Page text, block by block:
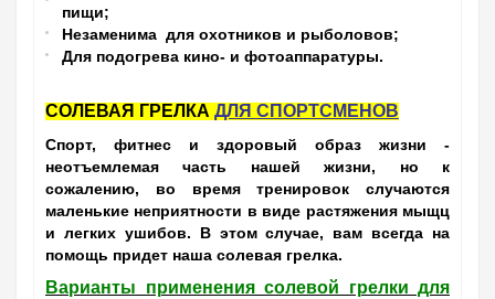
пищи;
Незаменима для охотников и рыболовов;
Для подогрева кино- и фотоаппаратуры.
СОЛЕВАЯ ГРЕЛКА ДЛЯ СПОРТСМЕНОВ
Спорт, фитнес и здоровый образ жизни -
неотъемлемая часть нашей жизни, но к
сожалению, во время тренировок случаются
маленькие неприятности в виде растяжения мыщц
и легких ушибов. В этом случае, вам всегда на
помощь придет наша солевая грелка.
Варианты применения солевой грелки для